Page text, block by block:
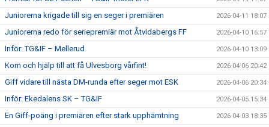
Juniorerna krigade till sig en seger i premiären 2026-04-11 18:07
Juniorerna redo för seriepremiär mot Åtvidabergs FF 2026-04-10 16:57
Inför: TG&IF – Mellerud 2026-04-10 13:09
Kom och hjälp till att få Ulvesborg vårfint! 2026-04-06 20:42
Giff vidare till nästa DM-runda efter seger mot ESK 2026-04-06 20:34
Inför: Ekedalens SK – TG&IF 2026-04-05 15:34
En Giff-poäng i premiären efter stark upphämtning 2026-04-03 18:35